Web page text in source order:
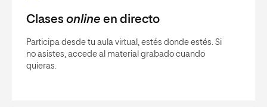
Clases online en directo
Participa desde tu aula virtual, estés donde estés. Si
no asistes, accede al material grabado cuando
quieras.